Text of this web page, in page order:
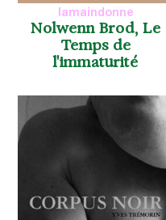
lamaindonne
Nolwenn Brod, Le
Temps de
l'immaturité